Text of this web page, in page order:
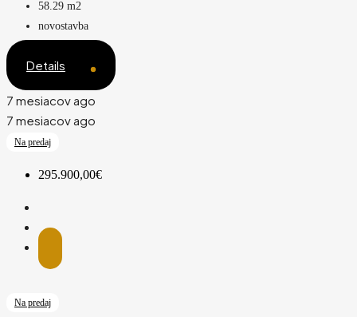
58.29 m2
novostavba
Details
7 mesiacov ago
7 mesiacov ago
Na predaj
295.900,00€
Na predaj